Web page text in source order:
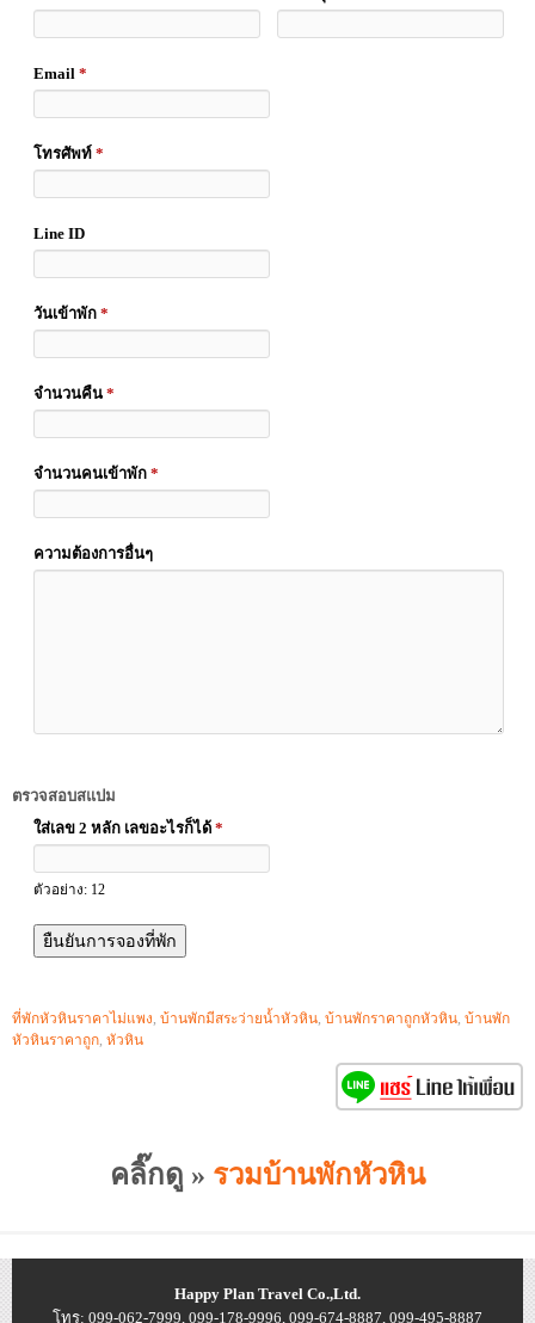
Email *
โทรศัพท์ *
Line ID
วันเข้าพัก *
จำนวนคืน *
จำนวนคนเข้าพัก *
ความต้องการอื่นๆ
ตรวจสอบสแปม
ใส่เลข 2 หลัก เลขอะไรก็ได้ *
ตัวอย่าง: 12
ที่พักหัวหินราคาไม่แพง, บ้านพักมีสระว่ายน้ำหัวหิน, บ้านพักราคาถูกหัวหิน, บ้านพัก
หัวหินราคาถูก, หัวหิน
คลิ๊กดู » รวมบ้านพักหัวหิน
Happy Plan Travel Co.,Ltd.
โทร: 099-062-7999, 099-178-9996, 099-674-8887, 099-495-8887